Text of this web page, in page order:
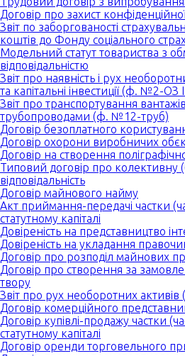
Договір про захист
Звіт по заборгованості
коштів до Фонду соціального
Модельний статут товариства з
відповідальністю
Звіт про наявність і рух
та капітальні інвестиції (ф. №2-ОЗ
Звіт про транспортування
трубопроводами (ф. №12-труб)
Договір безоплатного
Договір охорони виробничих
Договір на створення
Типовий договір про колективну
відповідальність
Договір майнового найму
Акт приймання-передачі частки
статутному капіталі
Довіреність на представництво
Довіреність на укладання
Договір про розподіл майнових
Договір про створення за
твору
Звіт про рух необоротних
Договір комерційного
Договір купівлі-продажу частки
статутному капіталі
Договір оренди торговельного